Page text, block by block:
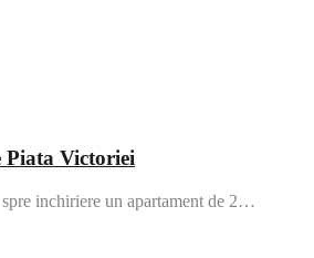
Piata Victoriei
inchiriere un apartament de 2…